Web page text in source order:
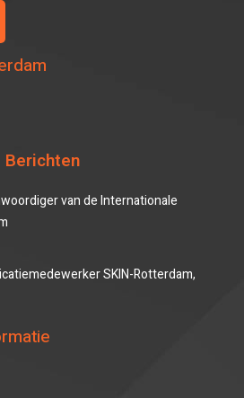
van de Internationale
SKIN-Rotterdam,